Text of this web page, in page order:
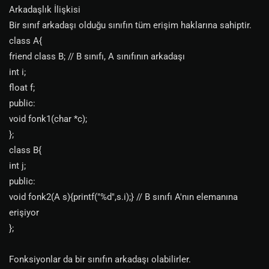
Arkadaşlık İlişkisi
Bir sınıf arkadaşı olduğu sınıfın tüm erişim haklarına sahiptir.
class A{
friend class B; // B sınıfı, A sınıfının arkadaşı
int i;
float f;
public:
void fonk1(char *c);
};
class B{
int j;
public:
void fonk2(A s){printf("%d",s.i);} // B sınıfı A'nın elemanına
erişiyor
};
Fonksiyonlar da bir sınıfın arkadaşı olabilirler.